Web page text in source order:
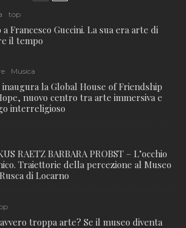
top
a Francesco Guccini. La sua era arte di
il tempo
Musica
inaugura la Global House of Friendship
nuovo centro tra arte immersiva e
interreligioso
RAETZ BARBARA PROBST – L’occhio
Traiettorie della percezione al Museo
di Locarno
troppa arte? Se il museo diventa